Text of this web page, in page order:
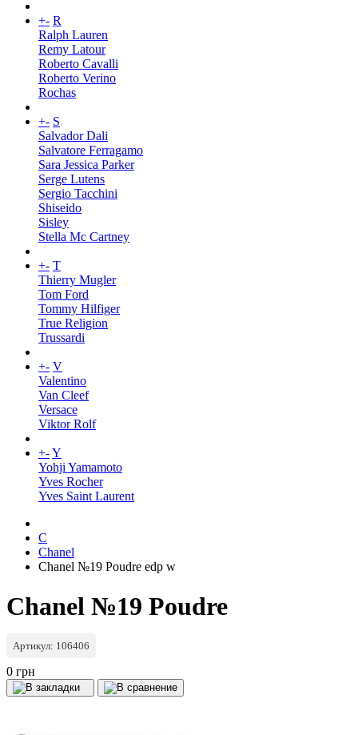
+- R
Ralph Lauren
Remy Latour
Roberto Cavalli
Roberto Verino
Rochas
+- S
Salvador Dali
Salvatore Ferragamo
Sara Jessica Parker
Serge Lutens
Sergio Tacchini
Shiseido
Sisley
Stella Mc Cartney
+- T
Thierry Mugler
Tom Ford
Tommy Hilfiger
True Religion
Trussardi
+- V
Valentino
Van Cleef
Versace
Viktor Rolf
+-Y
Yohji Yamamoto
Yves Rocher
Yves Saint Laurent
C
Chanel
Chanel №19 Poudre edp w
Chanel №19 Poudre
Артикул: 106406
0 грн